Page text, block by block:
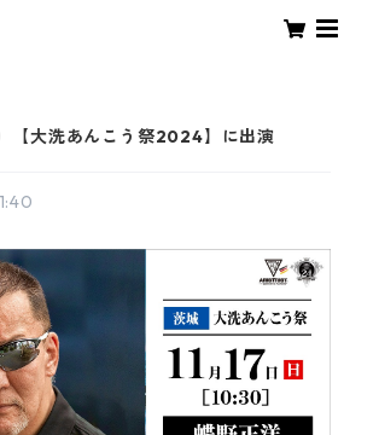
【大洗あんこう祭2024】に出演